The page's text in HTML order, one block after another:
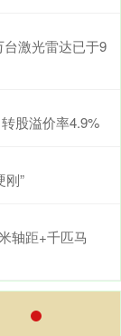
激光雷达已于9
股溢价率4.9%
刚”
轴距+千匹马